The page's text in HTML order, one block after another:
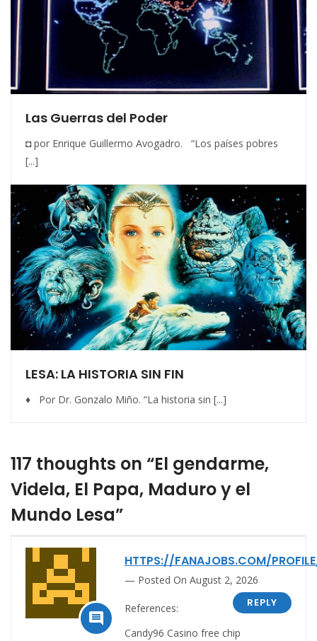
Las Guerras del Poder
◘ por Enrique Guillermo Avogadro. “Los países pobres
[...]
LESA: LA HISTORIA SIN FIN
♦ Por Dr. Gonzalo Miño. “La historia sin [...]
117 thoughts on “El gendarme,
Videla, El Papa, Maduro y el
Mundo Lesa”

HTTPS://FANAJOBS.COM/
Posted On August 2, 2026
REPLY
References:
Candy96 Casino free chip